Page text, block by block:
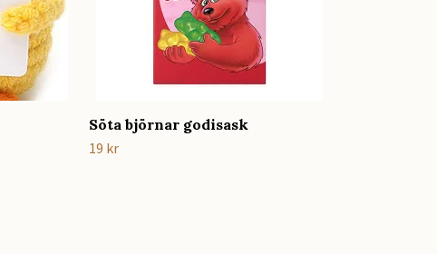
Söta björnar godisask
19 kr